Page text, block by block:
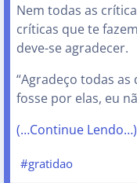
Nem todas as
críticas que te
deve-se agradecer.
“Agradeço todas
fosse por elas, eu
(…Continue Lendo…)
#gratidao